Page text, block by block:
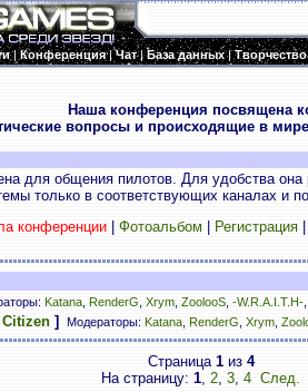
|Конференция|Чат|База данных|Творчество
Наша конференция посвящена
вопросы и происходящие в
для общения пилотов. Для удобства
только в соответствующих каналах и
конференции| Фотоальбом Регистрация
Katana RenderG Xrym ZoolooS -W.R.A.I.T.H-
] Модераторы: Katana RenderG Xrym
Страница 1из 4
На страницу: 1, 2, 3, 4 След.